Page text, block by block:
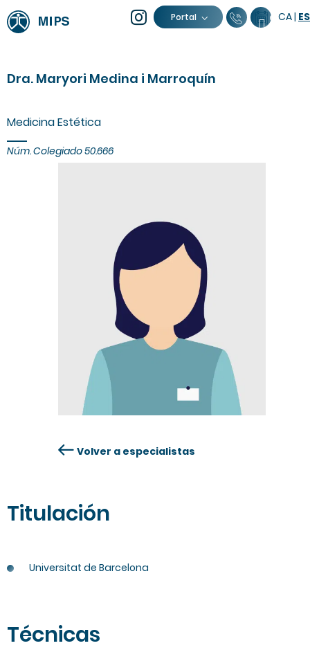
Portal 93 805 04
CA| ES
Dra. Maryori Medina i Marroquín
Medicina Estética
Núm. Colegiado 50.666
Titulación
Universitat de Barcelona
Técnicas
Volver a especialistas